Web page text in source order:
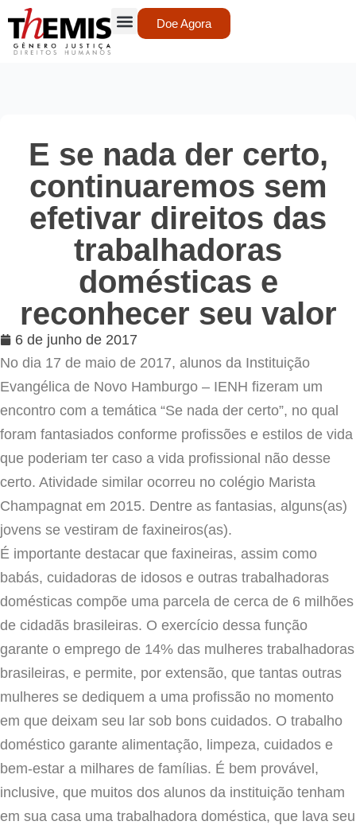
Doe Agora
E se nada der certo,
continuaremos sem
efetivar direitos das
trabalhadoras
domésticas e
reconhecer seu valor
6 de junho de 2017
No dia 17 de maio de 2017, alunos da Instituição
Evangélica de Novo Hamburgo – IENH fizeram um
encontro com a temática “Se nada der certo”, no qual
foram fantasiados conforme profissões e estilos de vida
que poderiam ter caso a vida profissional não desse
certo. Atividade similar ocorreu no colégio Marista
Champagnat em 2015. Dentre as fantasias, alguns(as)
jovens se vestiram de faxineiros(as).
É importante destacar que faxineiras, assim como
babás, cuidadoras de idosos e outras trabalhadoras
domésticas compõe uma parcela de cerca de 6 milhões
de cidadãs brasileiras. O exercício dessa função
garante o emprego de 14% das mulheres trabalhadoras
brasileiras, e permite, por extensão, que tantas outras
mulheres se dediquem a uma profissão no momento
em que deixam seu lar sob bons cuidados. O trabalho
doméstico garante alimentação, limpeza, cuidados e
bem-estar a milhares de famílias. É bem provável,
inclusive, que muitos dos alunos da instituição tenham
em sua casa uma trabalhadora doméstica, que lava seu